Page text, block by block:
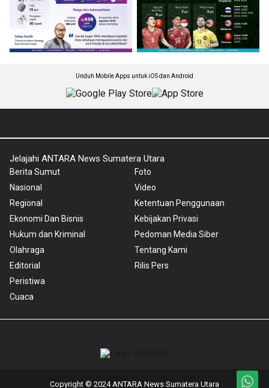
Unduh Mobile Apps untuk iOS dan Android
Jelajahi ANTARA News Sumatera Utara
Berita Sumut
Nasional
Regional
Ekonomi Dan Bisnis
Hukum dan Kriminal
Olahraga
Editorial
Peristiwa
Cuaca
Foto
Video
Ketentuan Penggunaan
Kebijakan Privasi
Pedoman Media Siber
Tentang Kami
Rilis Pers
Copyright © 2024 ANTARA News Sumatera Utara